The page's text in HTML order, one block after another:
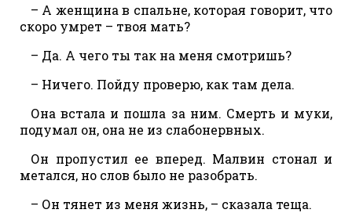
– А женщина в спальне, которая говорит, что
скоро умрет – твоя мать?
– Да. А чего ты так на меня смотришь?
– Ничего. Пойду проверю, как там дела.
Она встала и пошла за ним. Смерть и муки,
подумал он, она не из слабонервных.
Он пропустил ее вперед. Малвин стонал и
метался, но слов было не разобрать.
– Он тянет из меня жизнь, – сказала теща.